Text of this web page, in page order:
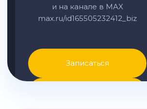
и на канале в MAX
max.ru/id165505232412_biz
Записаться